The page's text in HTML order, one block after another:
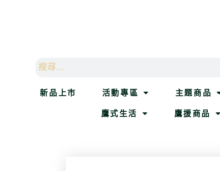
新品上市 活動專區
主題商品
鷹式生活
鷹援商品